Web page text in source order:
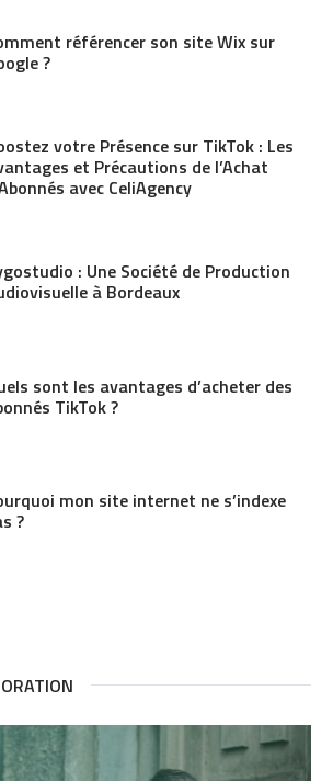
référencer son site Wix sur
?
votre Présence sur TikTok : Les
et Précautions de l’Achat
avec CeliAgency
: Une Société de Production
à Bordeaux
sont les avantages d’acheter des
TikTok ?
mon site internet ne s’indexe
?